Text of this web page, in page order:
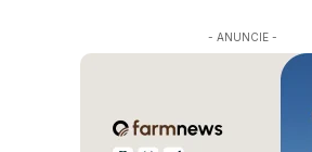
- ANUNCIE -